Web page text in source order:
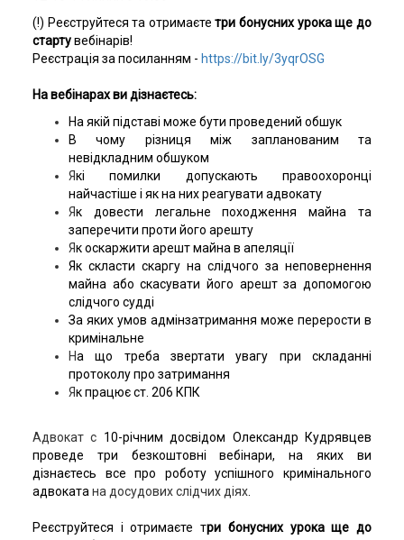
(!) Реєструйтеся та отримаєтетри бонусних урока ще до
стартувебінарів!
Реєстрація за посиланням - https://bit.ly/3yqrOSG
На вебінарах ви дізнаєтесь:
На якій підставі може бути проведений обшук
В чому різниця між запланованим та
невідкладним обшуком
Які помилки допускають правоохоронці
найчастіше і як на них реагувати адвокату
Як довести легальне походження майна та
заперечити проти його арешту
Як оскаржити арешт майна в апеляції
Як скласти скаргу на слідчого за неповернення
майна або скасувати його арешт за допомогою
слiдчого суддi
За яких умов адмінзатримання може перерости в
кримінальне
На що треба звертати увагу при складанні
протоколу про затримання
Як працює ст. 206 КПК
Адвокат с 10-річним досвідом Олександр Кудрявцев
проведе три безкоштовні вебінари, на яких ви
дізнаєтесь все про роботу успішного кримінального
адвоката на досудових слідчих діях.
Реєструйтеся і отримаєте три бонусних урока ще до